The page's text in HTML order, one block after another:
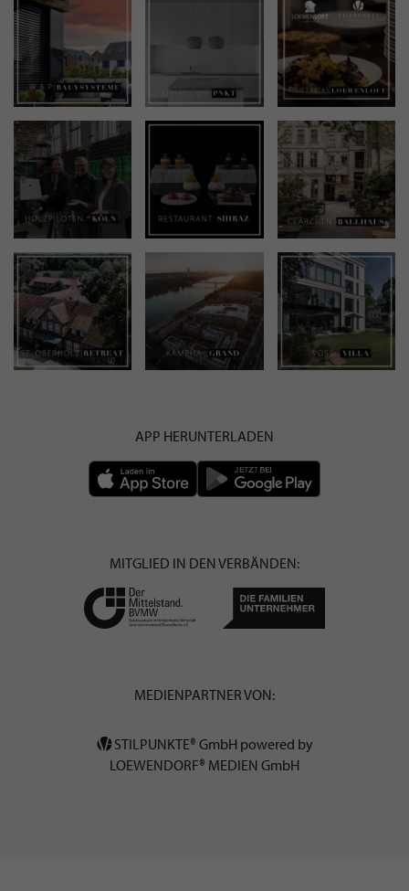
APP HERUNTERLADEN
MITGLIED IN DEN VERBÄNDEN:
MEDIENPARTNER VON:
STILPUNKTE® GmbH powered by
LOEWENDORF® MEDIEN GmbH